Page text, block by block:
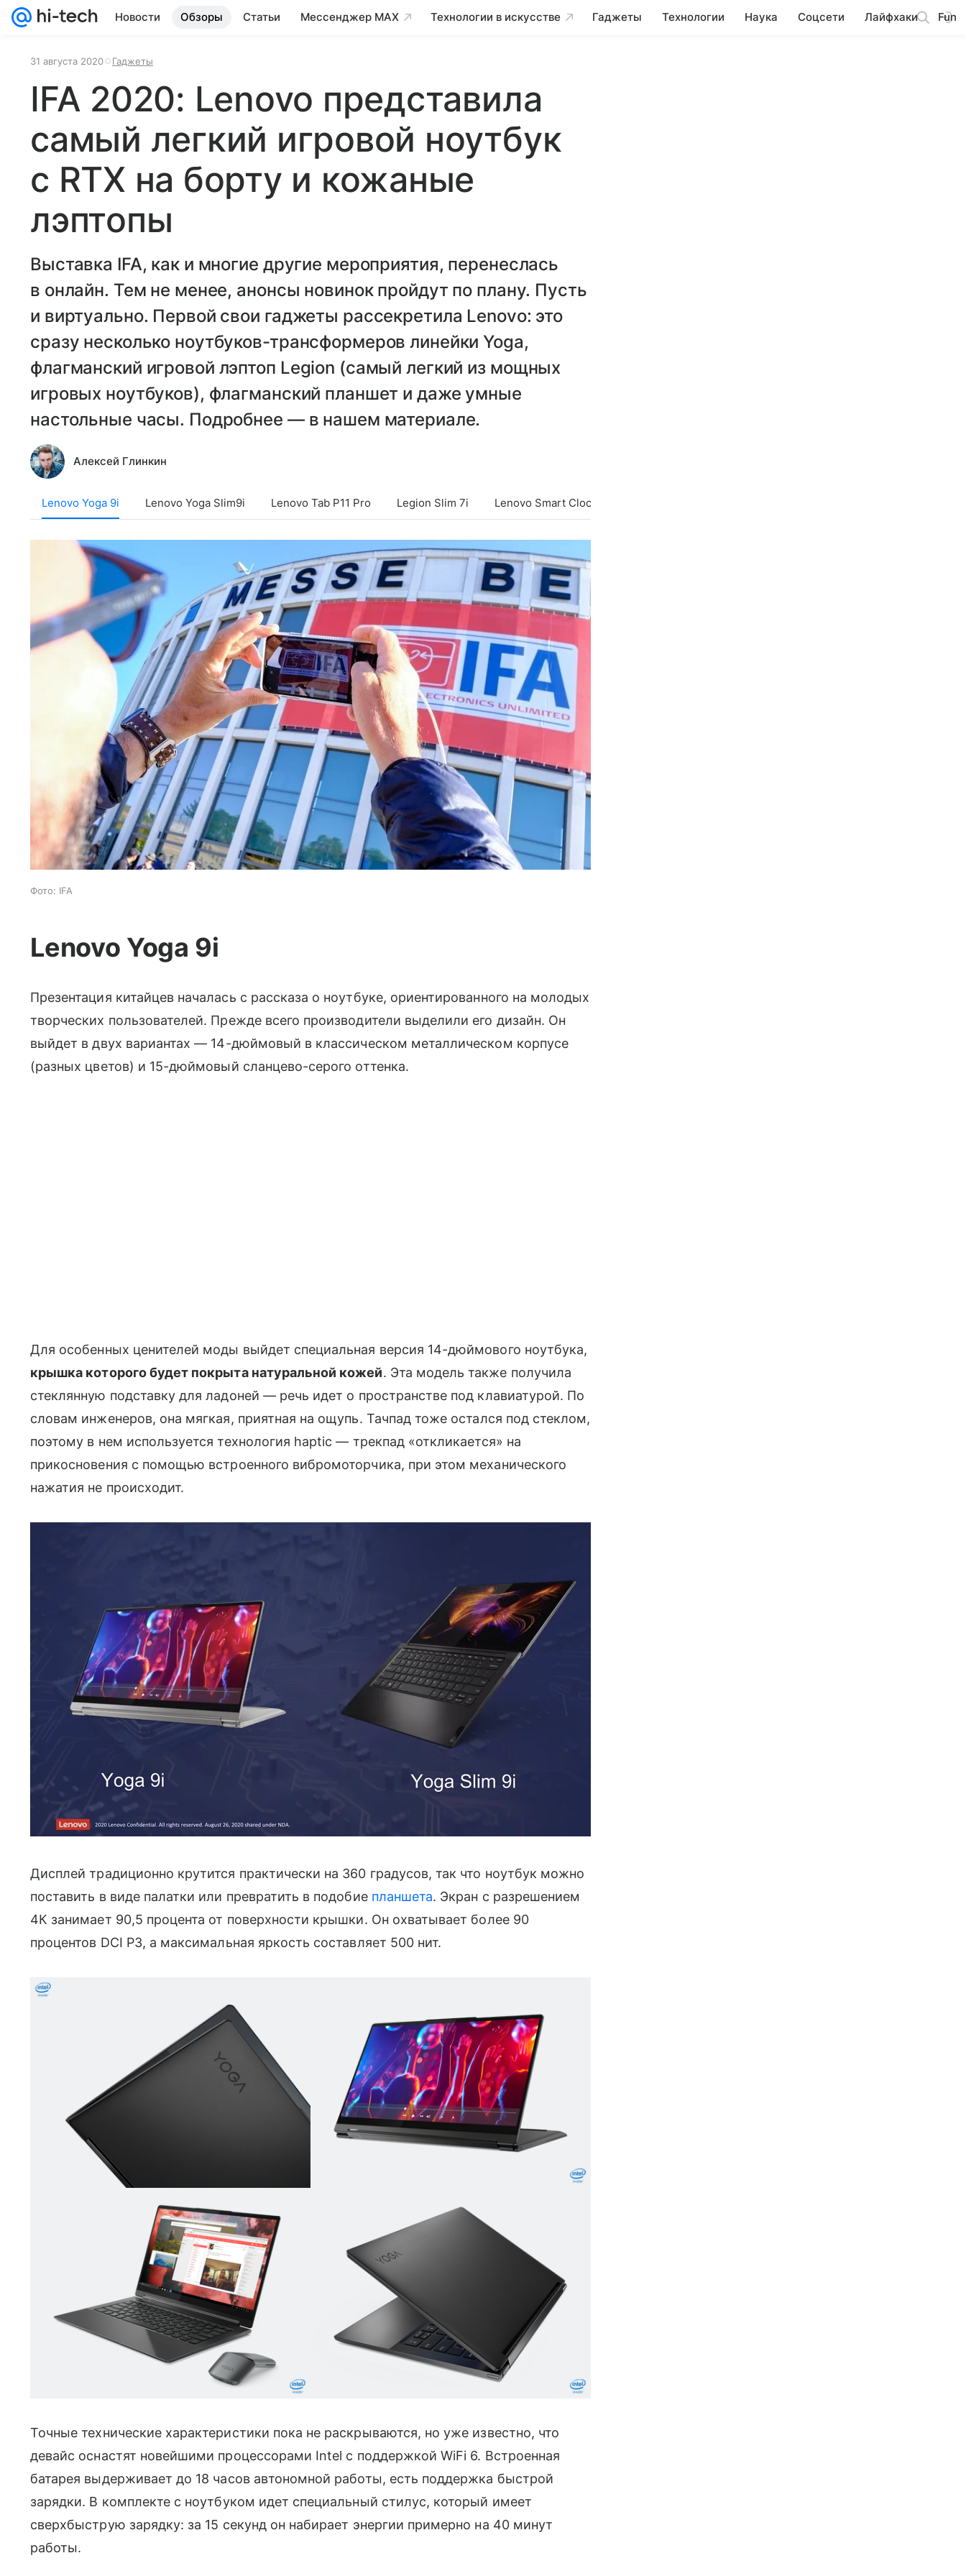
Новости Обзоры Статьи Мессенджер MAX Технологии в искусстве Гаджеты Технологии Наука Соцсети Лайфхаки Fun
31 августа 2020 Гаджеты
IFA 2020: Lenovo представила
самый легкий игровой ноутбук
с RTX на борту и кожаные
лэптопы
Выставка IFA, как и многие другие мероприятия, перенеслась
в онлайн. Тем не менее, анонсы новинок пройдут по плану. Пусть
и виртуально. Первой свои гаджеты рассекретила Lenovo: это
сразу несколько ноутбуков-трансформеров линейки Yoga,
флагманский игровой лэптоп Legion (самый легкий из мощных
игровых ноутбуков), флагманский планшет и даже умные
настольные часы. Подробнее — в нашем материале.
Алексей Глинкин
Lenovo Yoga 9i Lenovo Yoga Slim9i Lenovo Tab P11 Pro Legion Slim 7i Lenovo Smart Clock Essential
Фото: IFA
Lenovo Yoga 9i
Презентация китайцев началась с рассказа о ноутбуке, ориентированного на молодых
творческих пользователей. Прежде всего производители выделили его дизайн. Он
выйдет в двух вариантах — 14-дюймовый в классическом металлическом корпусе
(разных цветов) и 15-дюймовый сланцево-серого оттенка.
Для особенных ценителей моды выйдет специальная версия 14-дюймового ноутбука,
крышка которого будет покрыта натуральной кожей. Эта модель также получила
стеклянную подставку для ладоней — речь идет о пространстве под клавиатурой. По
словам инженеров, она мягкая, приятная на ощупь. Тачпад тоже остался под стеклом,
поэтому в нем используется технология haptic — трекпад «откликается» на
прикосновения с помощью встроенного вибромоторчика, при этом механического
нажатия не происходит.
Дисплей традиционно крутится практически на 360 градусов, так что ноутбук можно
поставить в виде палатки или превратить в подобие планшета. Экран с разрешением
4К занимает 90,5 процента от поверхности крышки. Он охватывает более 90
процентов DCI P3, а максимальная яркость составляет 500 нит.
Точные технические характеристики пока не раскрываются, но уже известно, что
девайс оснастят новейшими процессорами Intel с поддержкой WiFi 6. Встроенная
батарея выдерживает до 18 часов автономной работы, есть поддержка быстрой
зарядки. В комплекте с ноутбуком идет специальный стилус, который имеет
сверхбыструю зарядку: за 15 секунд он набирает энергии примерно на 40 минут
работы.